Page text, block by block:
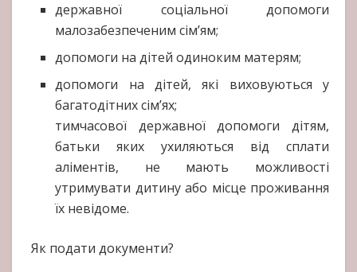
державної соціальної допомоги
малозабезпеченим сім’ям;
допомоги на дітей одиноким матерям;
допомоги на дітей, які виховуються у
багатодітних сім’ях;
тимчасової державної допомоги дітям,
батьки яких ухиляються від сплати
аліментів, не мають можливості
утримувати дитину або місце проживання
їх невідоме.
Як подати документи?